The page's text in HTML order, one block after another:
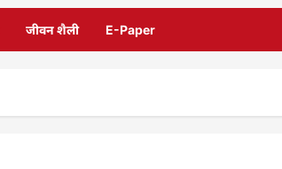
जीवन शैली E-Paper